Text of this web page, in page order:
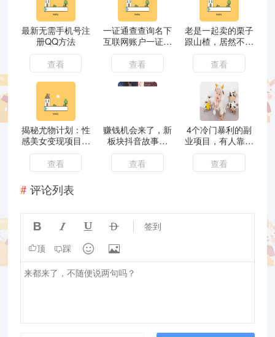
最新无需手机号注
册QQ方法
查看
一证通查查询名下
互联网账户一证通
查查询名下互联网
账户
查看
老是一起卖的栗子
跟山楂，居然不能
一起吃？
查看
揭秘尤物计划：性
感美女变现项目真
相及危害！想赚钱
先了解这些！
查看
赚钱机会来了，新
板块抖音故事上
线！
查看
4个冷门暴利的副
业项目，有人靠它
年收入20W
查看
评论列表
    签到
顶 踩  